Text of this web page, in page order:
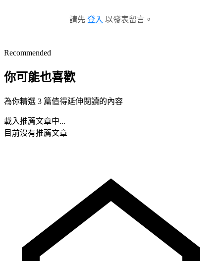
請先 登入 以發表留言。
Recommended
你可能也喜歡
為你精選 3 篇值得延伸閱讀的內容
載入推薦文章中...
目前沒有推薦文章